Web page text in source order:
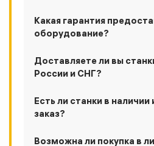
Какая гарантия
оборудование?
Доставляете ли вы
России и СНГ?
Есть ли станки в наличии
заказ?
Возможна ли покупка в